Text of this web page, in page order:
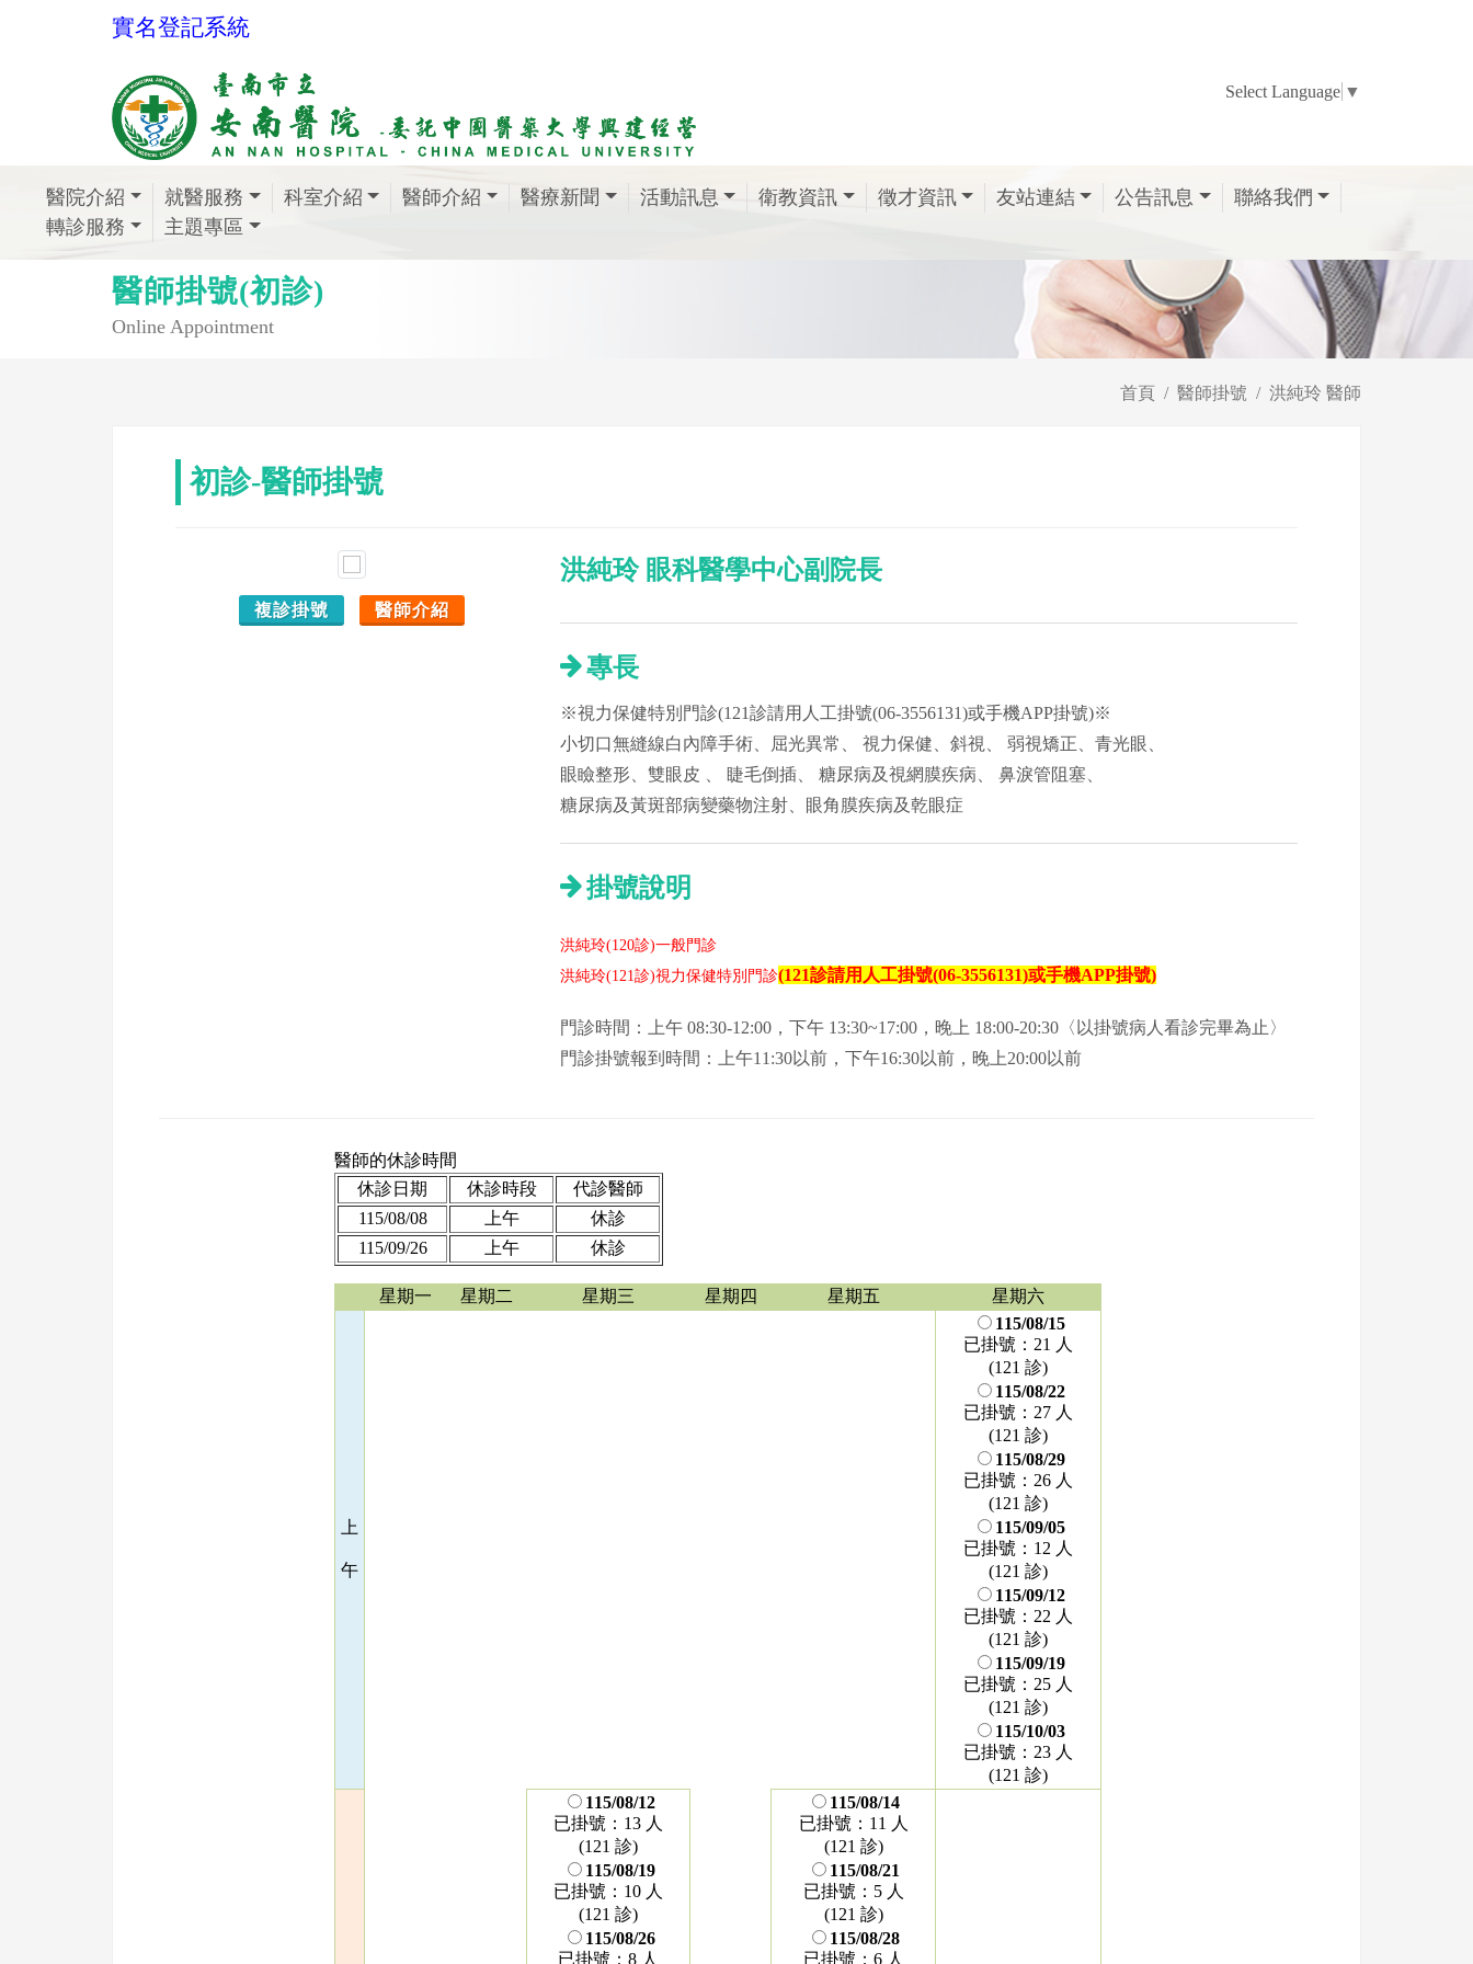
實名登記系統
Select Language ▼
醫院介紹 就醫服務 科室介紹 醫師介紹 醫療新聞 活動訊息 衛教資訊 徵才資訊 友站連結 公告訊息
聯絡我們
轉診服務
主題專區
醫師掛號(初診)
Online Appointment
首頁 醫師掛號 洪純玲 醫師
初診-醫師掛號
複診掛號 醫師介紹
洪純玲 眼科醫學中心副院長
專長
※視力保健特別門診(121診請用人工掛號(06-3556131)或手機APP掛號)※
小切口無縫線白內障手術、屈光異常、 視力保健、斜視、 弱視矯正、青光眼、
眼瞼整形、雙眼皮 、 睫毛倒插、 糖尿病及視網膜疾病、 鼻淚管阻塞、
糖尿病及黃斑部病變藥物注射、眼角膜疾病及乾眼症
掛號說明
洪純玲(120診)一般門診
洪純玲(121診)視力保健特別門診(121診請用人工掛號(06-3556131)或手機APP掛號)
門診時間：上午 08:30-12:00，下午 13:30~17:00，晚上 18:00-20:30〈以掛號病人看診完畢為止〉
門診掛號報到時間：上午11:30以前，下午16:30以前，晚上20:00以前